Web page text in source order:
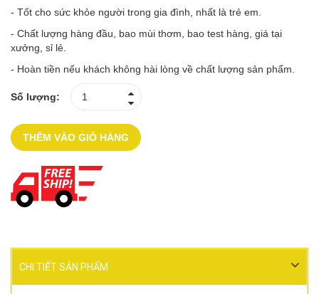
- Tốt cho sức khỏe người trong gia đình, nhất là trẻ em.
- Chất lượng hàng đầu, bao mùi thơm, bao test hàng, giá tại
xưởng, sỉ lẻ.
- Hoàn tiền nếu khách không hài lòng về chất lượng sản phẩm.
Số lượng:
THÊM VÀO GIỎ HÀNG
CHI TIẾT SẢN PHẨM